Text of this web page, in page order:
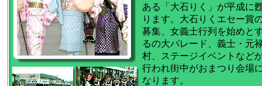
ある「大石りく」が平成に
ります。大石りくエセー賞
募集、女義士行列を始めと
るの大パレード、義士・元
村、ステージイベントなど
行われ街中がおまつり会場に
なります。